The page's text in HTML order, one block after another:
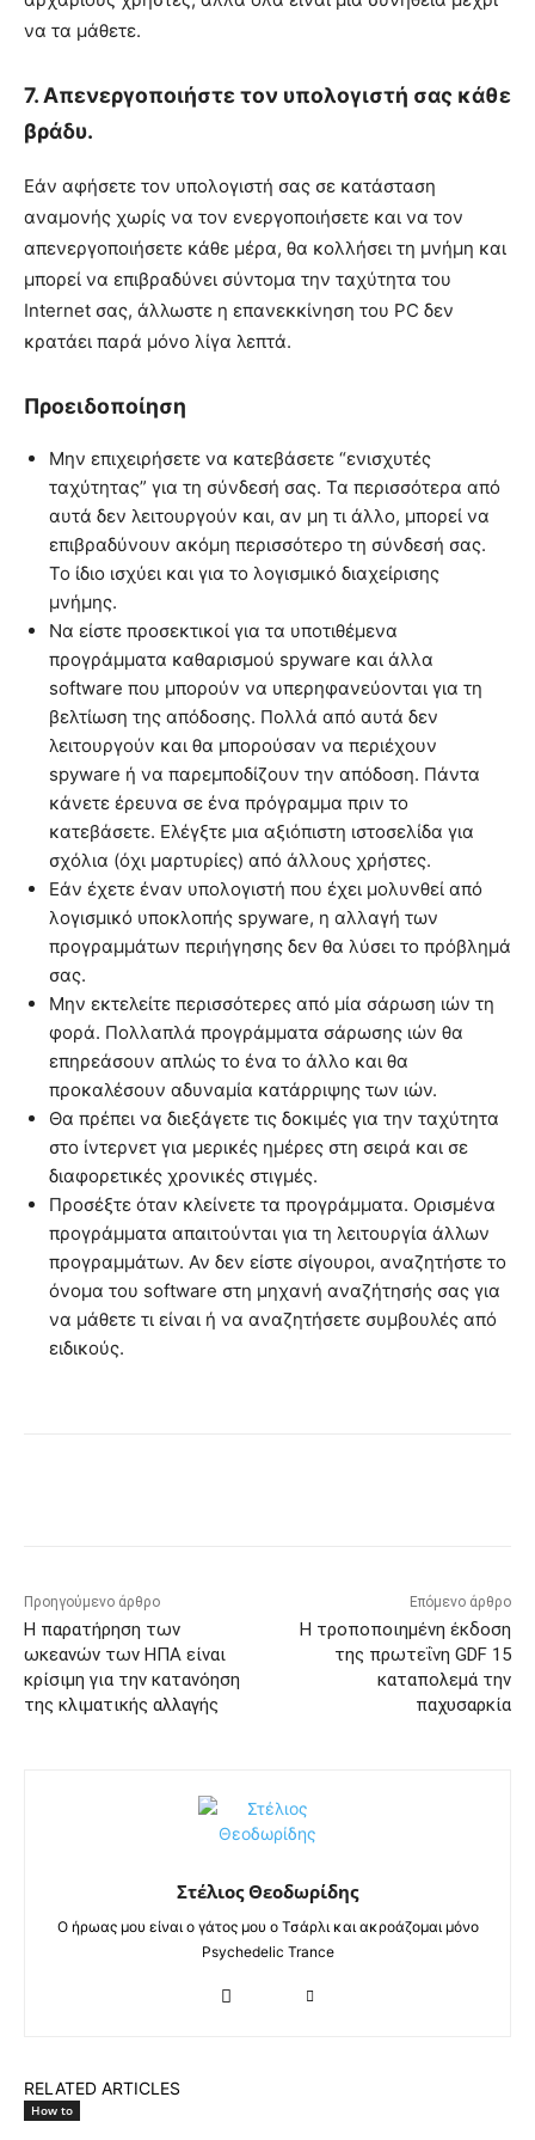
να τα μάθετε.
7. Απενεργοποιήστε τον υπολογιστή σας κάθε
βράδυ.
Εάν αφήσετε τον υπολογιστή σας σε κατάσταση
αναμονής χωρίς να τον ενεργοποιήσετε και να τον
απενεργοποιήσετε κάθε μέρα, θα κολλήσει τη μνήμη και
μπορεί να επιβραδύνει σύντομα την ταχύτητα του
Internet σας, άλλωστε η επανεκκίνηση του PC δεν
κρατάει παρά μόνο λίγα λεπτά.
Προειδοποίηση
Μην επιχειρήσετε να κατεβάσετε “ενισχυτές
ταχύτητας” για τη σύνδεσή σας. Τα περισσότερα από
αυτά δεν λειτουργούν και, αν μη τι άλλο, μπορεί να
επιβραδύνουν ακόμη περισσότερο τη σύνδεσή σας.
Το ίδιο ισχύει και για το λογισμικό διαχείρισης
μνήμης.
Να είστε προσεκτικοί για τα υποτιθέμενα
προγράμματα καθαρισμού spyware και άλλα
software που μπορούν να υπερηφανεύονται για τη
βελτίωση της απόδοσης. Πολλά από αυτά δεν
λειτουργούν και θα μπορούσαν να περιέχουν
spyware ή να παρεμποδίζουν την απόδοση. Πάντα
κάνετε έρευνα σε ένα πρόγραμμα πριν το
κατεβάσετε. Ελέγξτε μια αξιόπιστη ιστοσελίδα για
σχόλια (όχι μαρτυρίες) από άλλους χρήστες.
Εάν έχετε έναν υπολογιστή που έχει μολυνθεί από
λογισμικό υποκλοπής spyware, η αλλαγή των
προγραμμάτων περιήγησης δεν θα λύσει το πρόβλημά
σας.
Μην εκτελείτε περισσότερες από μία σάρωση ιών τη
φορά. Πολλαπλά προγράμματα σάρωσης ιών θα
επηρεάσουν απλώς το ένα το άλλο και θα
προκαλέσουν αδυναμία κατάρριψης των ιών.
Θα πρέπει να διεξάγετε τις δοκιμές για την ταχύτητα
στο ίντερνετ για μερικές ημέρες στη σειρά και σε
διαφορετικές χρονικές στιγμές.
Προσέξτε όταν κλείνετε τα προγράμματα. Ορισμένα
προγράμματα απαιτούνται για τη λειτουργία άλλων
προγραμμάτων. Αν δεν είστε σίγουροι, αναζητήστε το
όνομα του software στη μηχανή αναζήτησής σας για
να μάθετε τι είναι ή να αναζητήσετε συμβουλές από
ειδικούς.
Προηγούμενο άρθρο
Η παρατήρηση των
ωκεανών των ΗΠΑ είναι
κρίσιμη για την κατανόηση
της κλιματικής αλλαγής
Επόμενο άρθρο
Η τροποποιημένη έκδοση
της πρωτεΐνη GDF 15
καταπολεμά την
παχυσαρκία
Στέλιος Θεοδωρίδης
Ο ήρωας μου είναι ο γάτος μου ο Τσάρλι και ακροάζομαι μόνο
Psychedelic Trance
RELATED ARTICLES
How to